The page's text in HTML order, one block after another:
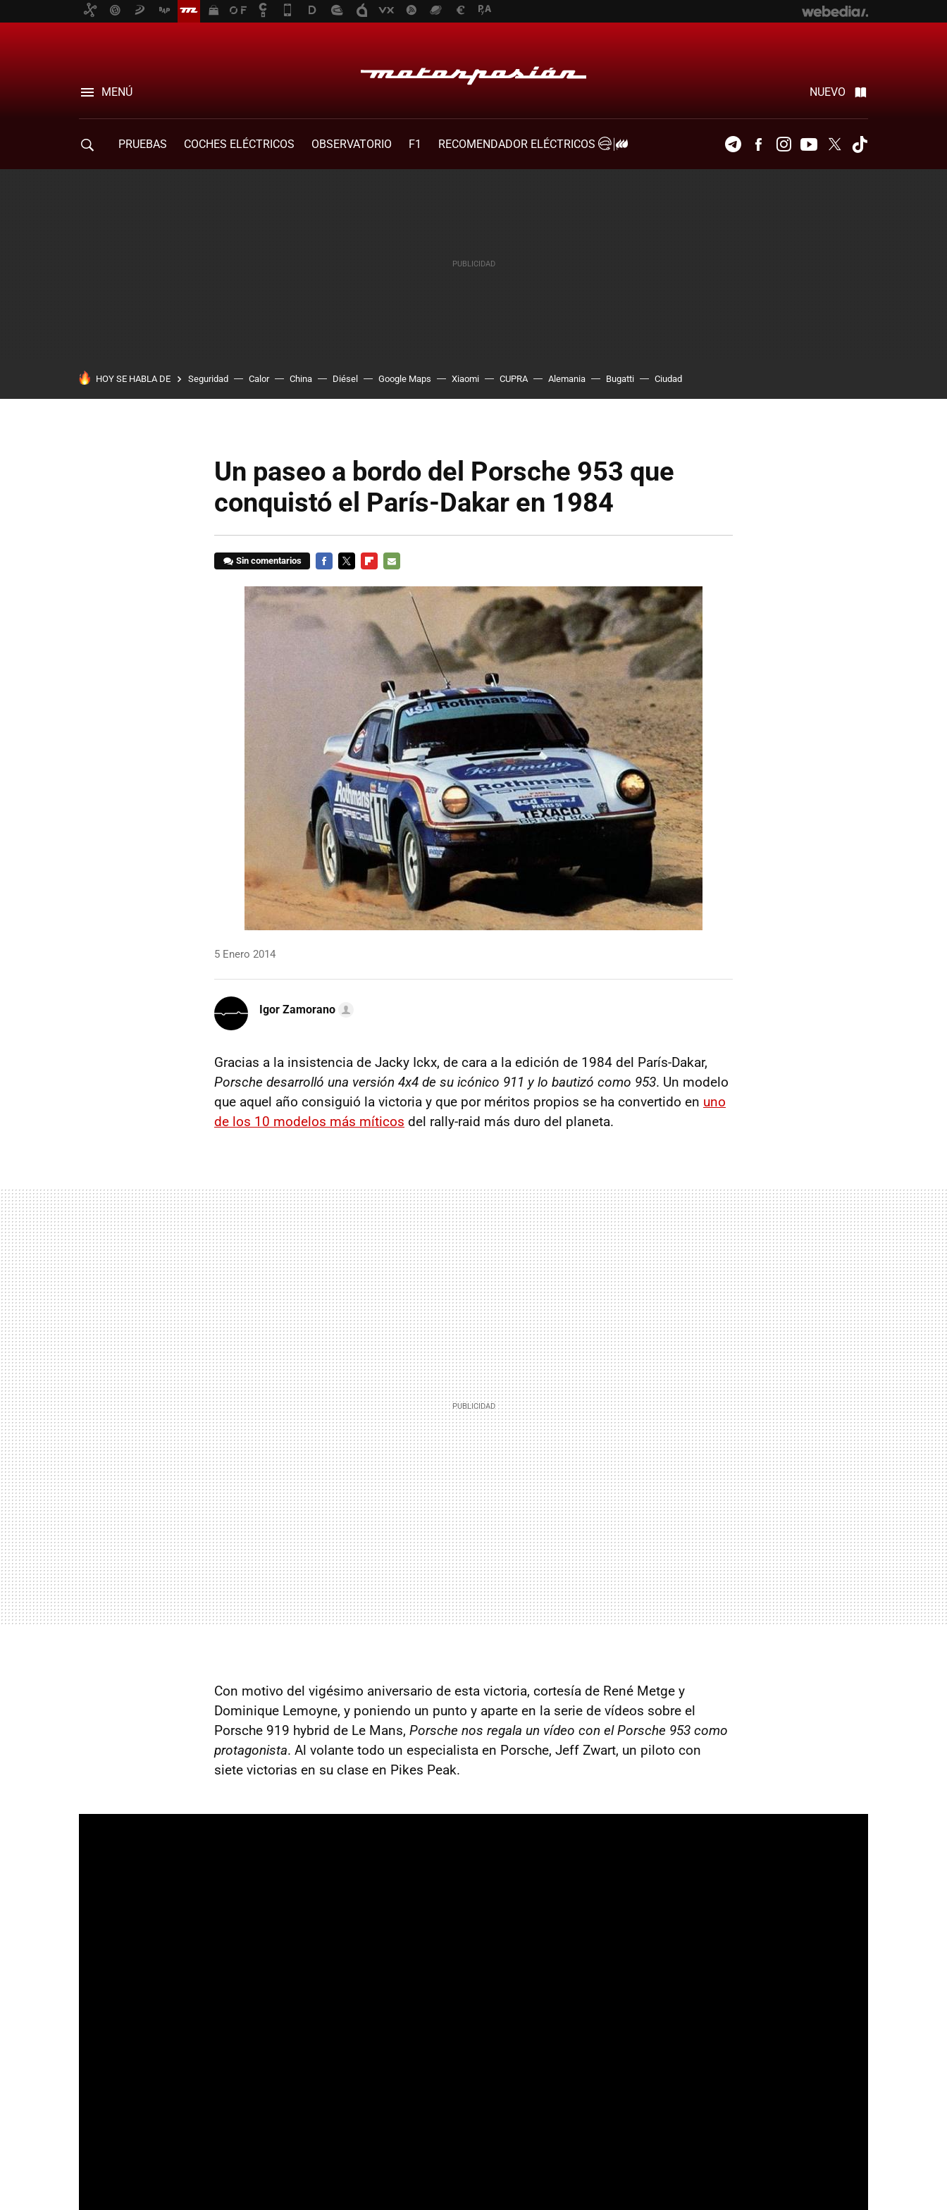
MENÚ NUEVO
PRUEBAS COCHES ELÉCTRICOS OBSERVATORIO F1
RECOMENDADOR ELÉCTRICOS
TelegramFacebookInstagramYoutubeTwitter
HOY SE HABLA DE Seguridad Calor China Diésel Google Maps Xiaomi CUPRA Alemania Bugatti Ciudad
Un paseo a bordo del Porsche 953 que
conquistó el París-Dakar en 1984
Sin comentarios
MAIL
5 Enero 2014
Igor Zamorano
Gracias a la insistencia de Jacky Ickx, de cara a la edición de 1984 del París-Dakar,
Porsche desarrolló una versión 4x4 de su icónico 911 y lo bautizó como 953. Un modelo
que aquel año consiguió la victoria y que por méritos propios se ha convertido en uno
de los 10 modelos más míticos del rally-raid más duro del planeta.
Con motivo del vigésimo aniversario de esta victoria, cortesía de René Metge y
Dominique Lemoyne, y poniendo un punto y aparte en la serie de vídeos sobre el
Porsche 919 hybrid de Le Mans, Porsche nos regala un vídeo con el Porsche 953 como
protagonista. Al volante todo un especialista en Porsche, Jeff Zwart, un piloto con
siete victorias en su clase en Pikes Peak.